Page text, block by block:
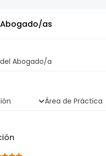
as
Abogado/a
Área de Práctica